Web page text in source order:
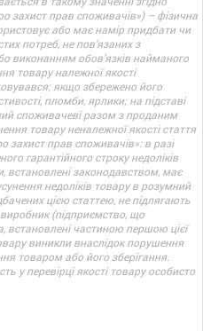
захист прав споживачів») – фізична
або має намір придбати чи
потреб, не пов’язаних з
виконанням обов’язків найманого
товару належної якості
якщо збережено його
пломби, ярлики; на підставі
споживачеві разом з проданим
товару неналежної якості стаття
захист прав споживачів»: в разі
гарантійного строку недоліків
встановлені законодавством, має
недоліків товару в розумний
цією статтею, не підлягають
(підприємство, що
частиною першою цієї
виникли внаслідок порушення
товаром або його зберігання.
у перевірці якості товару особисто